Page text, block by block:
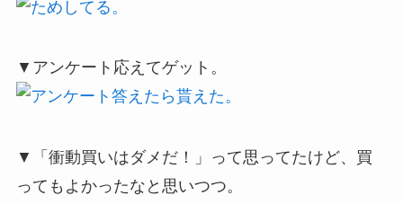
▼アンケート応えてゲット。
▼「衝動買いはダメだ！」って思ってたけど、買
ってもよかったなと思いつつ。